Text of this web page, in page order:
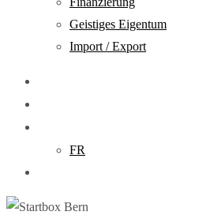
Geistiges Eigentum
Import / Export
FR